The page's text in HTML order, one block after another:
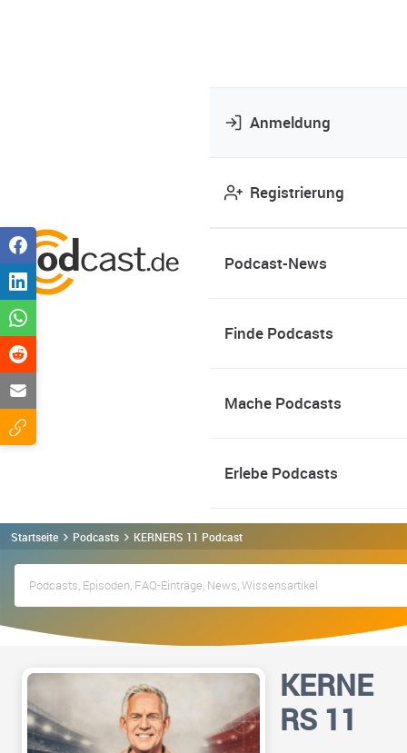
Anmeldung
Registrierung
Podcast-News
Finde Podcasts
Mache Podcasts
Erlebe Podcasts
Startseite Podcasts KERNERS 11 Podcast
KERNE
RS 11